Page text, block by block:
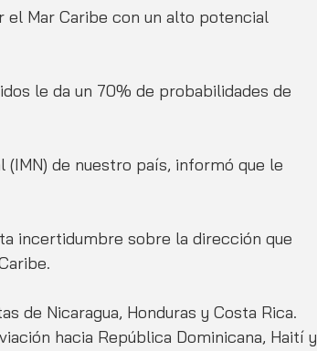
el Mar Caribe con un alto potencial
le da un 70% de probabilidades de
de nuestro país, informó que le
incertidumbre sobre la dirección que
de Nicaragua, Honduras y Costa Rica.
hacia República Dominicana, Haití y